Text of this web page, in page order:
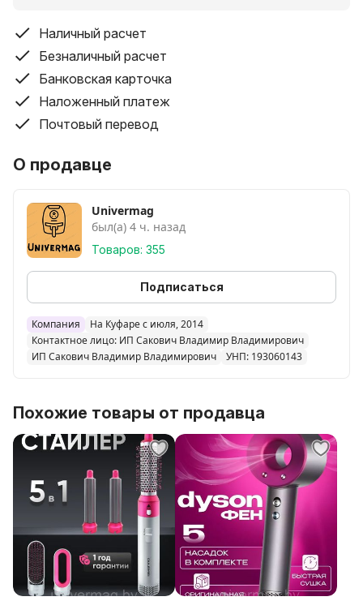
Мощность устройства (Вт)
2000 Вт
Технические особенности
3 шт.
Количество режимов работы
3 режима
Насадки
Количество насадок
Насадки
концентратор; диффузор
Дополнительная информация
Страна производства
Китай
Комплектация
фен 1 шт; инструкция; насадка диффузор 1шт;
Наличный расчет
Безналичный расчет
Банковская карточка
Наложенный платеж
Почтовый перевод
О продавце
Univermag
был(а) 4 ч. назад
Товаров: 355
Подписаться
Компания
На Куфаре с июля, 2014
Контактное лицо: ИП Сакович Владимир Владимирович
ИП Сакович Владимир Владимирович
УНП: 193060143
Похожие товары от продавца